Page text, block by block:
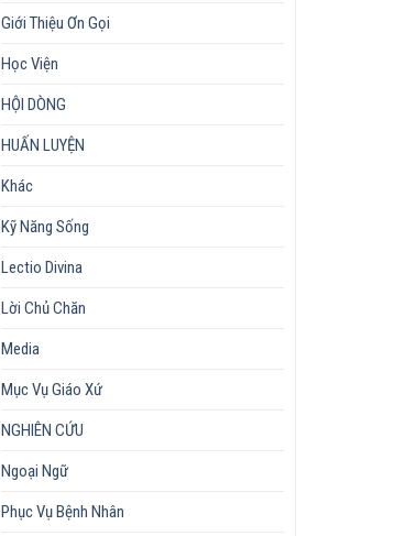
Giới Thiệu Ơn Gọi
Học Viện
HỘI DÒNG
HUẤN LUYỆN
Khác
Kỹ Năng Sống
Lectio Divina
Lời Chủ Chăn
Media
Mục Vụ Giáo Xứ
NGHIÊN CỨU
Ngoại Ngữ
Phục Vụ Bệnh Nhân